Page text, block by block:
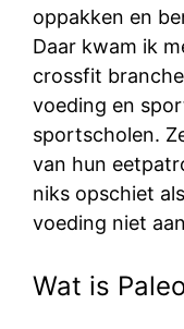
oppakken en
Daar kwam ik
crossfit
voeding en
sportscholen.
van hun
niks opschiet
voeding niet
Wat is